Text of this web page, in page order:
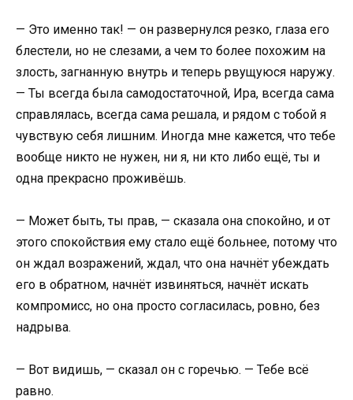
— Это именно так! — он развернулся резко, глаза его
блестели, но не слезами, а чем то более похожим на
злость, загнанную внутрь и теперь рвущуюся наружу.
— Ты всегда была самодостаточной, Ира, всегда сама
справлялась, всегда сама решала, и рядом с тобой я
чувствую себя лишним. Иногда мне кажется, что тебе
вообще никто не нужен, ни я, ни кто либо ещё, ты и
одна прекрасно проживёшь.
— Может быть, ты прав, — сказала она спокойно, и от
этого спокойствия ему стало ещё больнее, потому что
он ждал возражений, ждал, что она начнёт убеждать
его в обратном, начнёт извиняться, начнёт искать
компромисс, но она просто согласилась, ровно, без
надрыва.
— Вот видишь, — сказал он с горечью. — Тебе всё
равно.